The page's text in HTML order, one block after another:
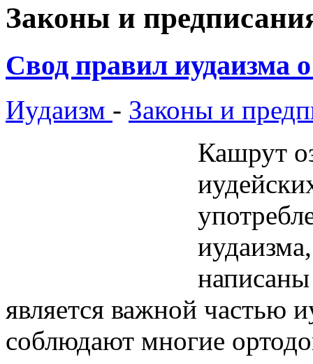
Законы и
Свод правил иудаизма
Иудаизм - Законы и
Кашрут
является важной частью
соблюдают многие